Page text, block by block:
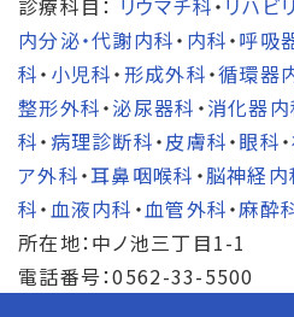
内分泌・代謝内科・ 内科・呼吸
科・ 小児科・形成外科・循環器
整形外科・泌尿器科 ・消化器内
科・病理診断科・皮膚科・眼科・
ア外科・耳鼻咽喉科 ・脳神経内
科・ 血液内科 ・ 血管外科・麻酔
所在地：中ノ池三丁目1-1
電話番号：0562-33-5500